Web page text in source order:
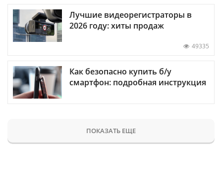
Лучшие видеорегистраторы в
2026 году: хиты продаж
49335
Как безопасно купить б/у
смартфон: подробная инструкция
ПОКАЗАТЬ ЕЩЕ